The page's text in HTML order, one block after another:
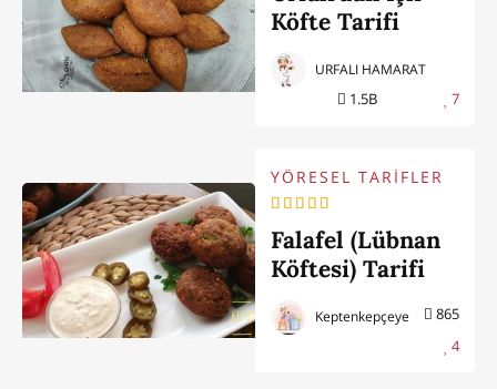
Köfte Tarifi
1.5B 7
URFALI HAMARAT
YÖRESEL TARİFLER
Falafel (Lübnan
Köftesi) Tarifi
865
4
Keptenkepçeye